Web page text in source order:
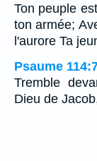
Ton peuple
ton armée;
l'aurore Ta
Psaume
Tremble
Dieu de